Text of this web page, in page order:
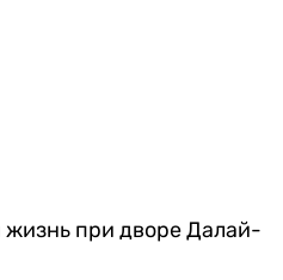
жизнь при дворе Далай-